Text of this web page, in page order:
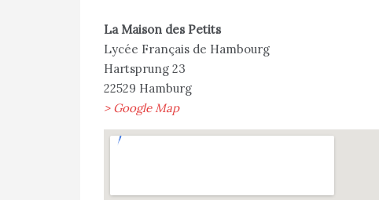
La Maison des Petits
Lycée Français de Hambourg
Hartsprung 23
22529 Hamburg
> Google Map